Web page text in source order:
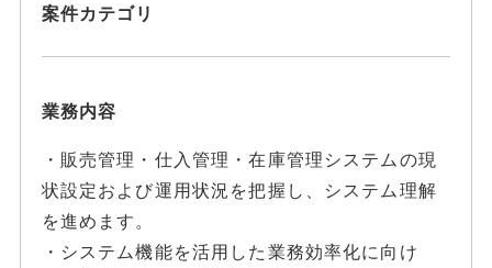
案件カテゴリ
業務内容
・販売管理・仕入管理・在庫管理システムの現
状設定および運用状況を把握し、システム理解
を進めます。
・システム機能を活用した業務効率化に向け